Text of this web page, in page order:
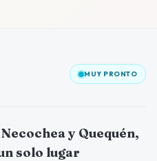
MUY PRONTO
y Quequén,
solo lugar